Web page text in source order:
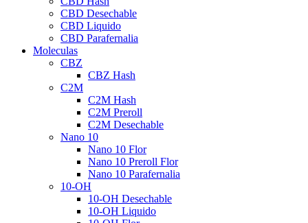
CBD Desechable
CBD Liquido
CBD Parafernalia
Moleculas
CBZ
CBZ Hash
C2M
C2M Hash
C2M Preroll
C2M Desechable
Nano 10
Nano 10 Flor
Nano 10 Preroll Flor
Nano 10 Parafernalia
10-OH
10-OH Desechable
10-OH Liquido